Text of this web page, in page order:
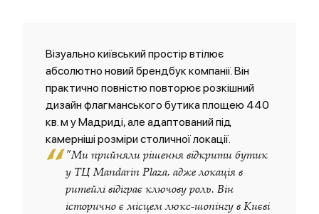
Візуально київський простір втілює
абсолютно новий брендбук компанії. Він
практично повністю повторює розкішний
дизайн флагманського бутика площею 440
кв. м у Мадриді, але адаптований під
камерніші розміри столичної локації.
“ "Ми прийняли рішення відкрити бутик
у ТЦ Mandarin Plaza, адже локація в
ритейлі відіграє ключову роль. Він
історично є місцем люкс-шопінгу в Києві